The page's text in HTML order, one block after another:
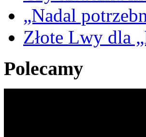
„Nadal
Złote Lwy dla
Polecamy